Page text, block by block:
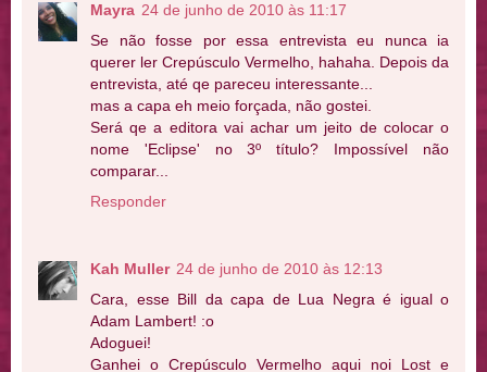
Mayra 24 de junho de 2010 às 11:17
Se não fosse por essa entrevista eu nunca ia
querer ler Crepúsculo Vermelho, hahaha. Depois da
entrevista, até qe pareceu interessante...
mas a capa eh meio forçada, não gostei.
Será qe a editora vai achar um jeito de colocar o
nome 'Eclipse' no 3º título? Impossível não
comparar...
Responder
Kah Muller 24 de junho de 2010 às 12:13
Cara, esse Bill da capa de Lua Negra é igual o
Adam Lambert! :o
Adoguei!
Ganhei o Crepúsculo Vermelho aqui noi Lost e